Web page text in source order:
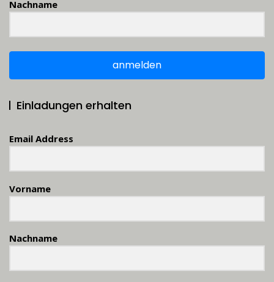
Nachname
anmelden
Einladungen erhalten
Email Address
Vorname
Nachname